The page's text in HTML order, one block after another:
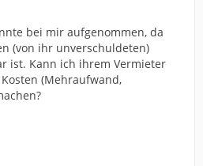
bei mir aufgenommen, da
(von ihr unverschuldeten)
ist. Kann ich ihrem Vermieter
(Mehraufwand,